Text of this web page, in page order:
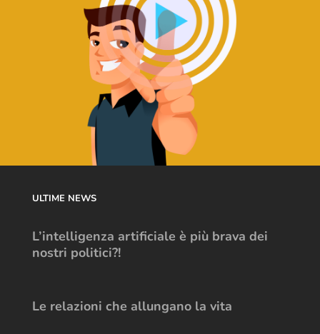
ULTIME NEWS
L’intelligenza artificiale è più brava dei
nostri politici?!
Le relazioni che allungano la vita